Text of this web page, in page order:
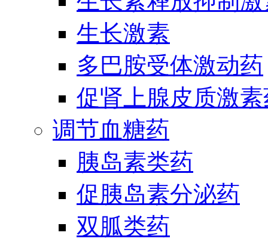
生长激素
多巴胺受体激动药
促肾上腺皮质激
调节血糖药
胰岛素类药
促胰岛素分泌药
双胍类药